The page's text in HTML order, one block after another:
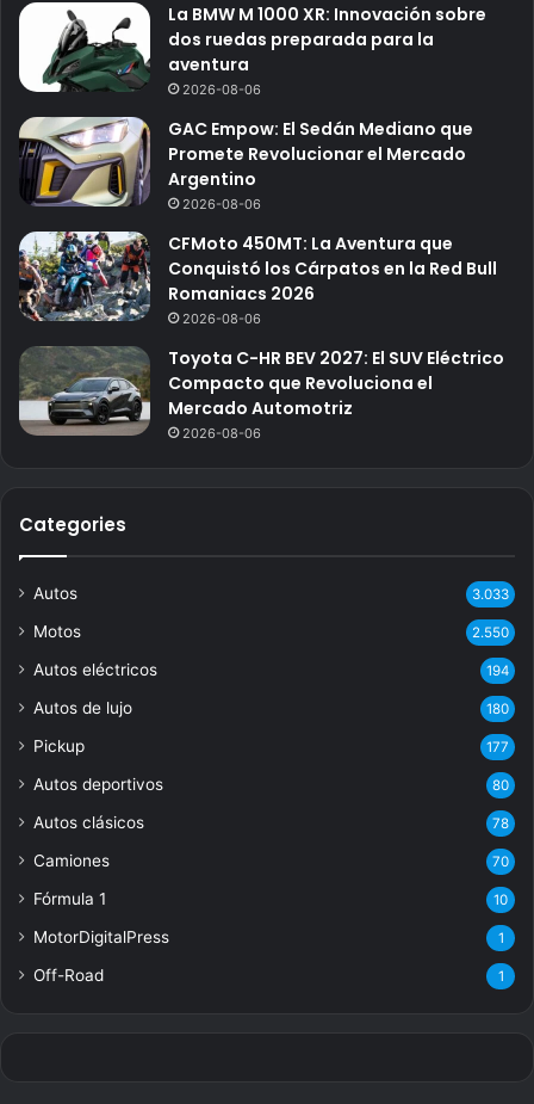
La BMW M 1000 XR: Innovación sobre
dos ruedas preparada para la
aventura
2026-08-06
GAC Empow: El Sedán Mediano que
Promete Revolucionar el Mercado
Argentino
2026-08-06
CFMoto 450MT: La Aventura que
Conquistó los Cárpatos en la Red Bull
Romaniacs 2026
2026-08-06
Toyota C-HR BEV 2027: El SUV Eléctrico
Compacto que Revoluciona el
Mercado Automotriz
2026-08-06
Categories
Autos 3.033
Motos 2.550
Autos eléctricos 194
Autos de lujo 180
Pickup 177
Autos deportivos 80
Autos clásicos 78
Camiones 70
Fórmula 1 10
MotorDigitalPress 1
Off-Road 1